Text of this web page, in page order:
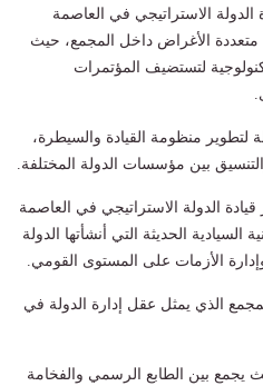
الاستراتيجي في العاصمة
متعددة الأغراض داخل المجمع، حيث
لتستضيف المؤتمرات
لتطوير منظومة القيادة والسيطرة،
بين مؤسسات الدولة المختلفة.
الدولة الاستراتيجي في العاصمة
الحديثة التي أنشأتها الدولة
الأزمات على المستوى القومي.
الذي يمثل عقل إدارة الدولة في
يجمع بين الطابع الرسمي والفخامة